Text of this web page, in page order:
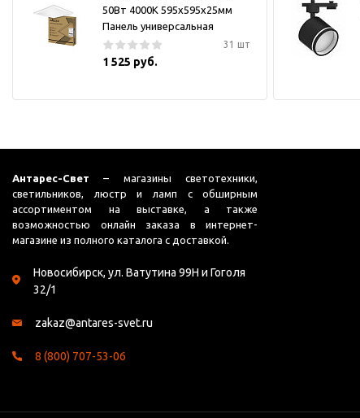
50Вт 4000К 595х595х25мм
Панель универсальная
31 шт
1 525 руб.
Антарес-Свет – магазины светотехники,
светильников, люстр и ламп с обширным
ассортиментом на выставке, а также
возможностью онлайн заказа в интернет-
магазине из полного каталога с доставкой.
Новосибирск, ул. Ватутина 99Н и Гоголя
32/1
zakaz@antares-svet.ru
8 (800) 707-53-06